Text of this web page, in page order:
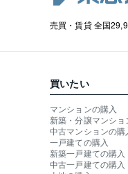
売買・賃貸 全国
買いたい
マンションの購入
新築・分譲マンショ
中古マンションの購
一戸建ての購入
新築一戸建ての購入
中古一戸建ての購入